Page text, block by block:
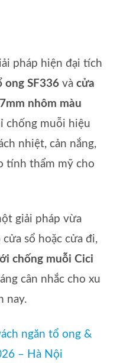
pháp hiện đại tích
ong SF336 và cửa
nhôm màu
chống muỗi hiệu
nhiệt, cản nắng,
tính thẩm mỹ cho
giải pháp vừa
sổ hoặc cửa đi,
chống muỗi Cici
cân nhắc cho xu
nay.
ngăn tổ ong &
– Hà Nội